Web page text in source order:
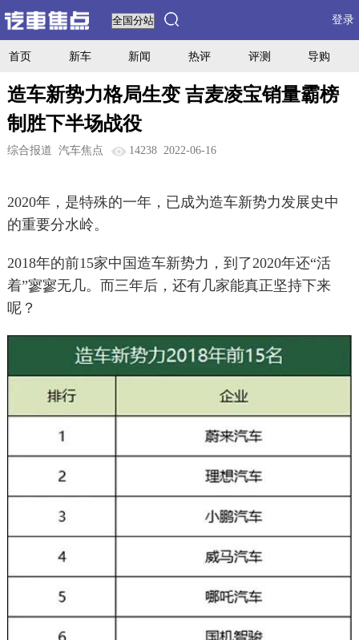
登录
首页 新车 新闻 热评 评测 导购
造车新势力格局生变 吉麦凌宝销量霸榜
制胜下半场战役
综合报道 汽车焦点 14238 2022-06-16
2020年，是特殊的一年，已成为造车新势力发展史中
的重要分水岭。
2018年的前15家中国造车新势力，到了2020年还“活
着”寥寥无几。而三年后，还有几家能真正坚持下来
呢？